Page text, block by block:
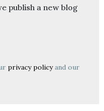
publish a new blog
privacy policyand our